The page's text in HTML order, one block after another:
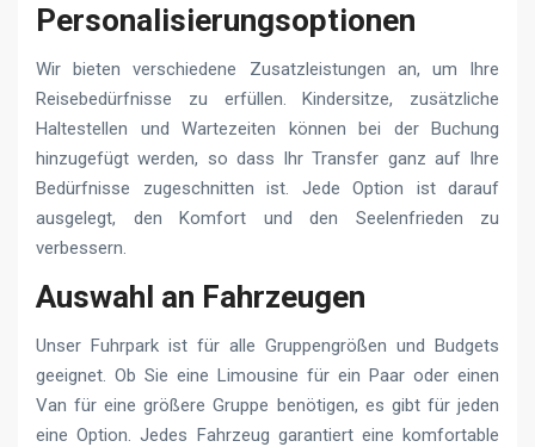
Personalisierungsoptionen
Wir bieten verschiedene Zusatzleistungen an, um Ihre
Reisebedürfnisse zu erfüllen. Kindersitze, zusätzliche
Haltestellen und Wartezeiten können bei der Buchung
hinzugefügt werden, so dass Ihr Transfer ganz auf Ihre
Bedürfnisse zugeschnitten ist. Jede Option ist darauf
ausgelegt, den Komfort und den Seelenfrieden zu
verbessern.
Auswahl an Fahrzeugen
Unser Fuhrpark ist für alle Gruppengrößen und Budgets
geeignet. Ob Sie eine Limousine für ein Paar oder einen
Van für eine größere Gruppe benötigen, es gibt für jeden
eine Option. Jedes Fahrzeug garantiert eine komfortable